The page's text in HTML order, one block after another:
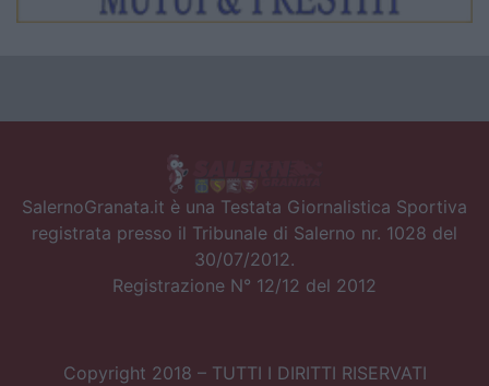
SalernoGranata.it è una Testata Giornalistica Sportiva
registrata presso il Tribunale di Salerno nr. 1028 del
30/07/2012.
Registrazione N° 12/12 del 2012
Copyright 2018 – TUTTI I DIRITTI RISERVATI